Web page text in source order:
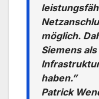
möglich.
Siemens
haben.”
Patrick